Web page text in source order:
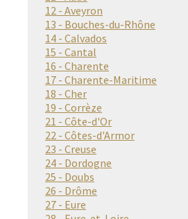
12 - Aveyron
13 - Bouches-du-Rhône
14 - Calvados
15 - Cantal
16 - Charente
17 - Charente-Maritime
18 - Cher
19 - Corrèze
21 - Côte-d'Or
22 - Côtes-d'Armor
23 - Creuse
24 - Dordogne
25 - Doubs
26 - Drôme
27 - Eure